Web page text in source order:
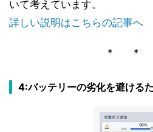
いて考えています。
詳しい説明はこちらの記事へ
* *
4:バッテリーの劣化を避ける